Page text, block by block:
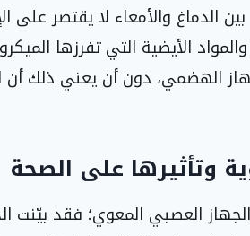
الدماغ والأمعاء لا يقتصر على
الأيضية التي تفرزها
الهضمي، دون أن يعني ذلك أن
وتأثيرها على الصحة
العصبي المعوي؛ فقد بيّنت